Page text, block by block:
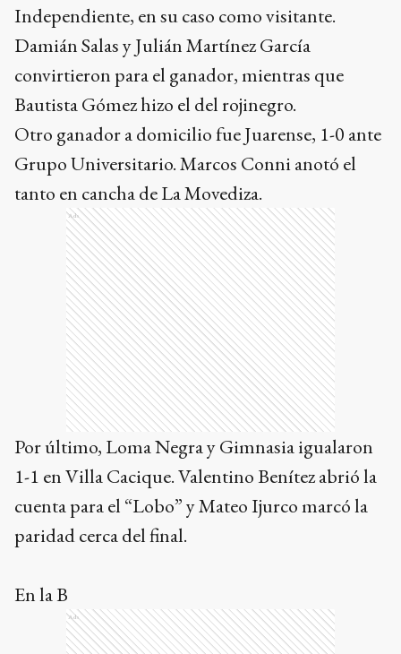
Independiente, en su caso como visitante.
Damián Salas y Julián Martínez García
convirtieron para el ganador, mientras que
Bautista Gómez hizo el del rojinegro.
Otro ganador a domicilio fue Juarense, 1-0 ante
Grupo Universitario. Marcos Conni anotó el
tanto en cancha de La Movediza.
Ads
Por último, Loma Negra y Gimnasia igualaron
1-1 en Villa Cacique. Valentino Benítez abrió la
cuenta para el “Lobo” y Mateo Ijurco marcó la
paridad cerca del final.
En la B
Ads